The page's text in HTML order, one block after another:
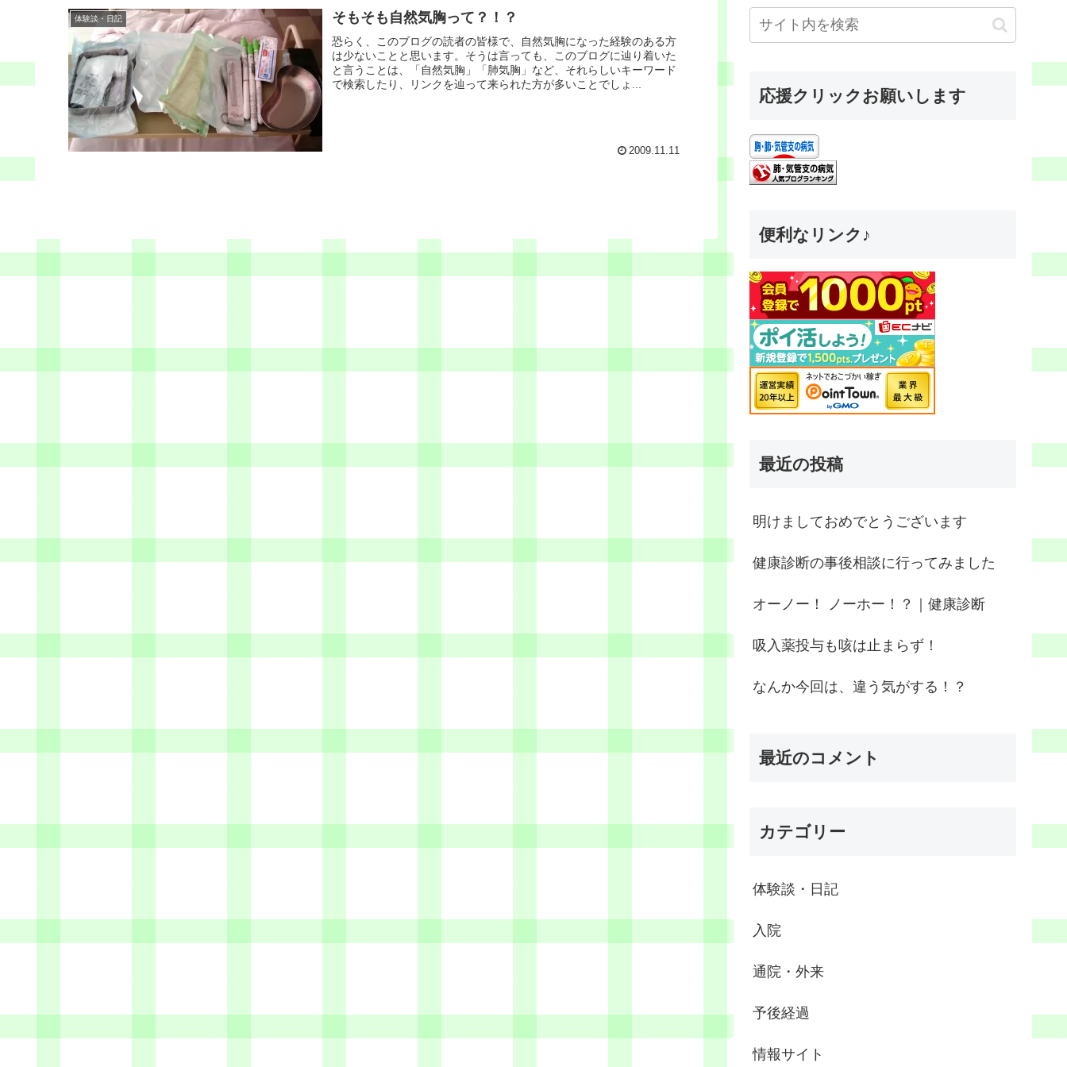
体験談・日記 そもそも自然気胸って？！？
恐らく、このブログの読者の皆様で、自然気胸になった経験のある方
は少ないことと思います。そうは言っても、このブログに辿り着いた
と言うことは、「自然気胸」「肺気胸」など、それらしいキーワード
で検索したり、リンクを辿って来られた方が多いことでしょ...
2009.11.11
応援クリックお願いします
便利なリンク♪
最近の投稿
明けましておめでとうございます
健康診断の事後相談に行ってみました
オーノー！ ノーホー！？｜健康診断
吸入薬投与も咳は止まらず！
なんか今回は、違う気がする！？
最近のコメント
カテゴリー
体験談・日記
入院
通院・外来
予後経過
情報サイト